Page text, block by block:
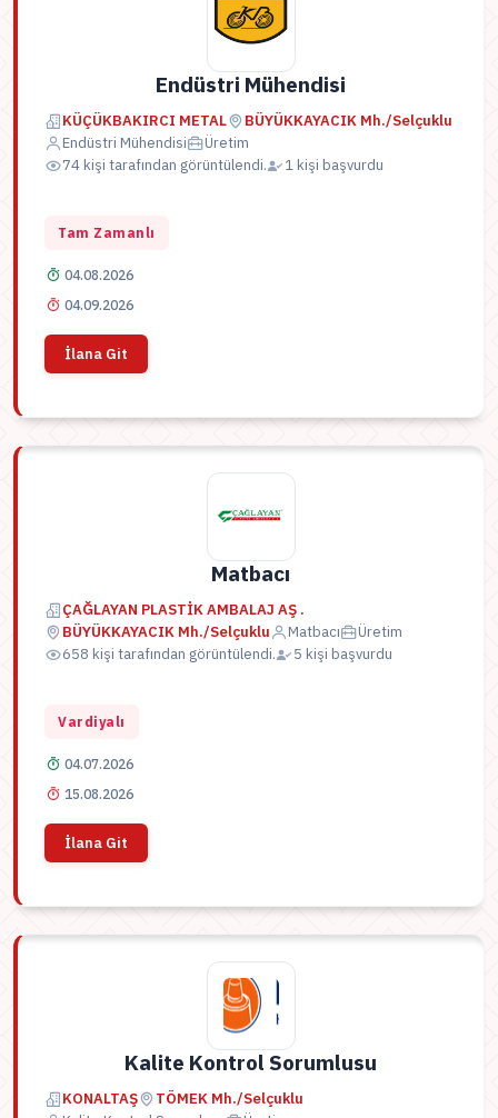
Endüstri Mühendisi
KÜÇÜKBAKIRCI METAL
BÜYÜKKAYACIK Mh./Selçuklu
Endüstri Mühendisi
Üretim
74 kişi tarafından görüntülendi.
1 kişi başvurdu
Tam Zamanlı
04.08.2026
04.09.2026
İlana Git
Matbacı
ÇAĞLAYAN PLASTİK AMBALAJ AŞ .
BÜYÜKKAYACIK Mh./Selçuklu
Matbacı
Üretim
658 kişi tarafından görüntülendi.
5 kişi başvurdu
Vardiyalı
04.07.2026
15.08.2026
İlana Git
Kalite Kontrol Sorumlusu
KONALTAŞ
TÖMEK Mh./Selçuklu